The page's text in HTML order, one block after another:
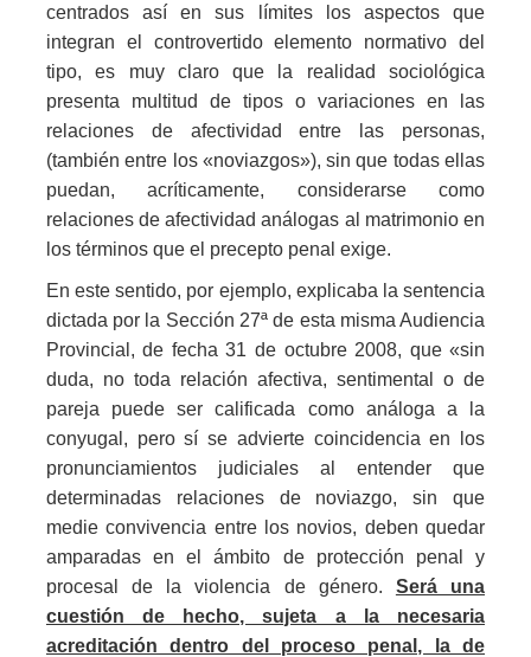
centrados así en sus límites los aspectos que
integran el controvertido elemento normativo del
tipo, es muy claro que la realidad sociológica
presenta multitud de tipos o variaciones en las
relaciones de afectividad entre las personas,
(también entre los «noviazgos»), sin que todas ellas
puedan, acríticamente, considerarse como
relaciones de afectividad análogas al matrimonio en
los términos que el precepto penal exige.
En este sentido, por ejemplo, explicaba la sentencia
dictada por la Sección 27ª de esta misma Audiencia
Provincial, de fecha 31 de octubre 2008, que «sin
duda, no toda relación afectiva, sentimental o de
pareja puede ser calificada como análoga a la
conyugal, pero sí se advierte coincidencia en los
pronunciamientos judiciales al entender que
determinadas relaciones de noviazgo, sin que
medie convivencia entre los novios, deben quedar
amparadas en el ámbito de protección penal y
procesal de la violencia de género. Será una
cuestión de hecho, sujeta a la necesaria
acreditación dentro del proceso penal, la de